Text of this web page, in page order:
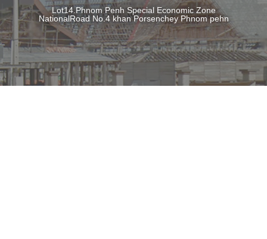
Lot14.Phnom Penh Special Economic Zone
NationalRoad No.4 khan Porsenchey Phnom pehn